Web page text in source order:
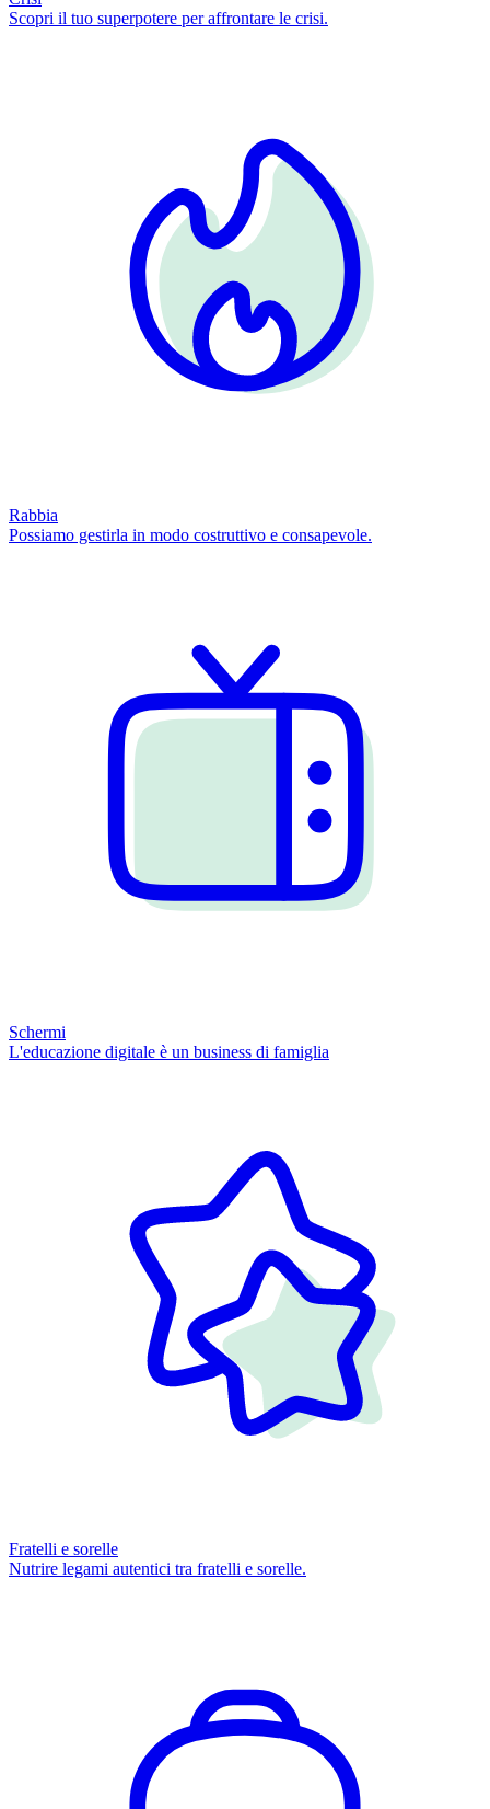
Scopri il tuo superpotere per affrontare le crisi.
Rabbia
Possiamo gestirla in modo costruttivo e consapevole.
Schermi
L'educazione digitale è un business di famiglia
Fratelli e sorelle
Nutrire legami autentici tra fratelli e sorelle.